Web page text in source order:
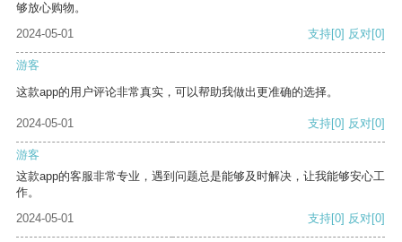
够放心购物。
2024-05-01
支持[0] 反对[0]
游客
这款app的用户评论非常真实，可以帮助我做出更准确的选择。
2024-05-01 支持[0] 反对[0]
游客
这款app的客服非常专业，遇到问题总是能够及时解决，让我能够安心工
作。
2024-05-01
支持[0] 反对[0]